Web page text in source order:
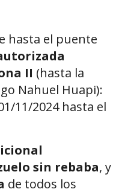
hasta el puente
II (hasta la
Nahuel Huapi):
11/2024 hasta el
sin rebaba, y
de todos los